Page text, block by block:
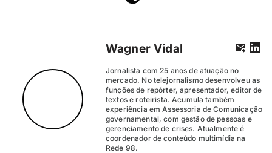
Wagner Vidal
Jornalista com 25 anos de atuação no
mercado. No telejornalismo desenvolveu as
funções de repórter, apresentador, editor de
textos e roteirista. Acumula também
experiência em Assessoria de Comunicação
governamental, com gestão de pessoas e
gerenciamento de crises. Atualmente é
coordenador de conteúdo multimídia na
Rede 98.